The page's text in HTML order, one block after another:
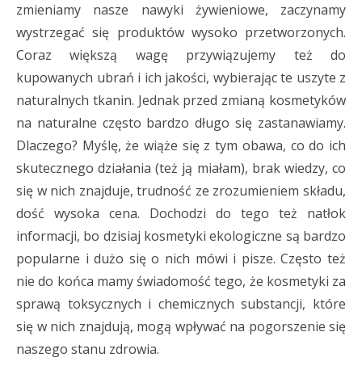
zmieniamy nasze nawyki żywieniowe, zaczynamy
wystrzegać się produktów wysoko przetworzonych.
Coraz większą wagę przywiązujemy też do
kupowanych ubrań i ich jakości, wybierając te uszyte z
naturalnych tkanin. Jednak przed zmianą kosmetyków
na naturalne często bardzo długo się zastanawiamy.
Dlaczego? Myślę, że wiąże się z tym obawa, co do ich
skutecznego działania (też ją miałam), brak wiedzy, co
się w nich znajduje, trudność ze zrozumieniem składu,
dość wysoka cena. Dochodzi do tego też natłok
informacji, bo dzisiaj kosmetyki ekologiczne są bardzo
popularne i dużo się o nich mówi i pisze. Często też
nie do końca mamy świadomość tego, że kosmetyki za
sprawą toksycznych i chemicznych substancji, które
się w nich znajdują, mogą wpływać na pogorszenie się
naszego stanu zdrowia.